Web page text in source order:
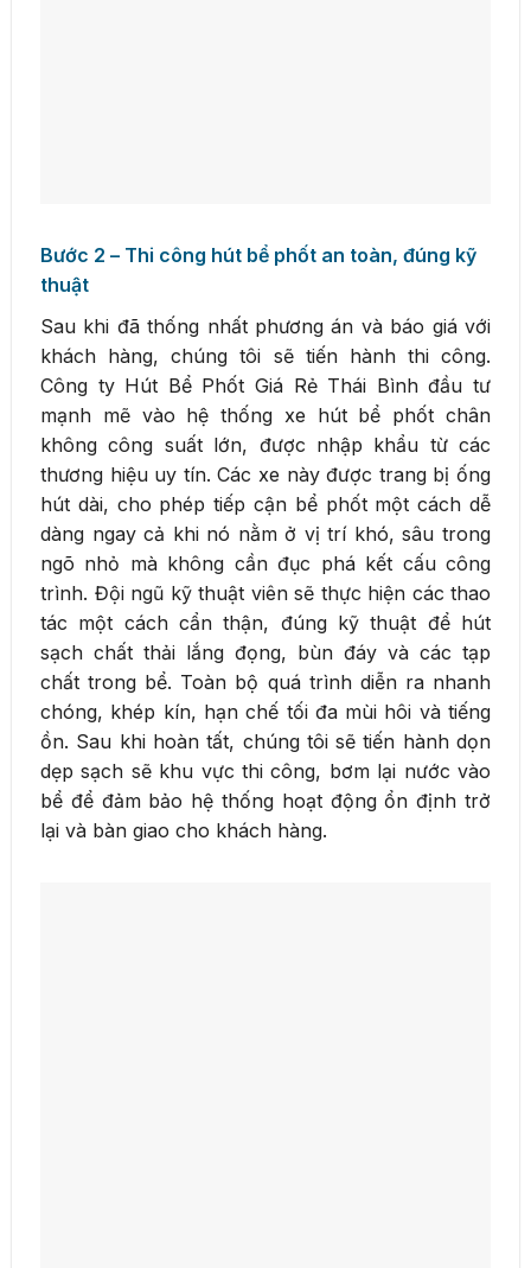
Bước 2 – Thi công hút bể phốt an toàn, đúng kỹ
thuật
Sau khi đã thống nhất phương án và báo giá với
khách hàng, chúng tôi sẽ tiến hành thi công.
Công ty Hút Bể Phốt Giá Rẻ Thái Bình đầu tư
mạnh mẽ vào hệ thống xe hút bể phốt chân
không công suất lớn, được nhập khẩu từ các
thương hiệu uy tín. Các xe này được trang bị ống
hút dài, cho phép tiếp cận bể phốt một cách dễ
dàng ngay cả khi nó nằm ở vị trí khó, sâu trong
ngõ nhỏ mà không cần đục phá kết cấu công
trình. Đội ngũ kỹ thuật viên sẽ thực hiện các thao
tác một cách cẩn thận, đúng kỹ thuật để hút
sạch chất thải lắng đọng, bùn đáy và các tạp
chất trong bể. Toàn bộ quá trình diễn ra nhanh
chóng, khép kín, hạn chế tối đa mùi hôi và tiếng
ồn. Sau khi hoàn tất, chúng tôi sẽ tiến hành dọn
dẹp sạch sẽ khu vực thi công, bơm lại nước vào
bể để đảm bảo hệ thống hoạt động ổn định trở
lại và bàn giao cho khách hàng.